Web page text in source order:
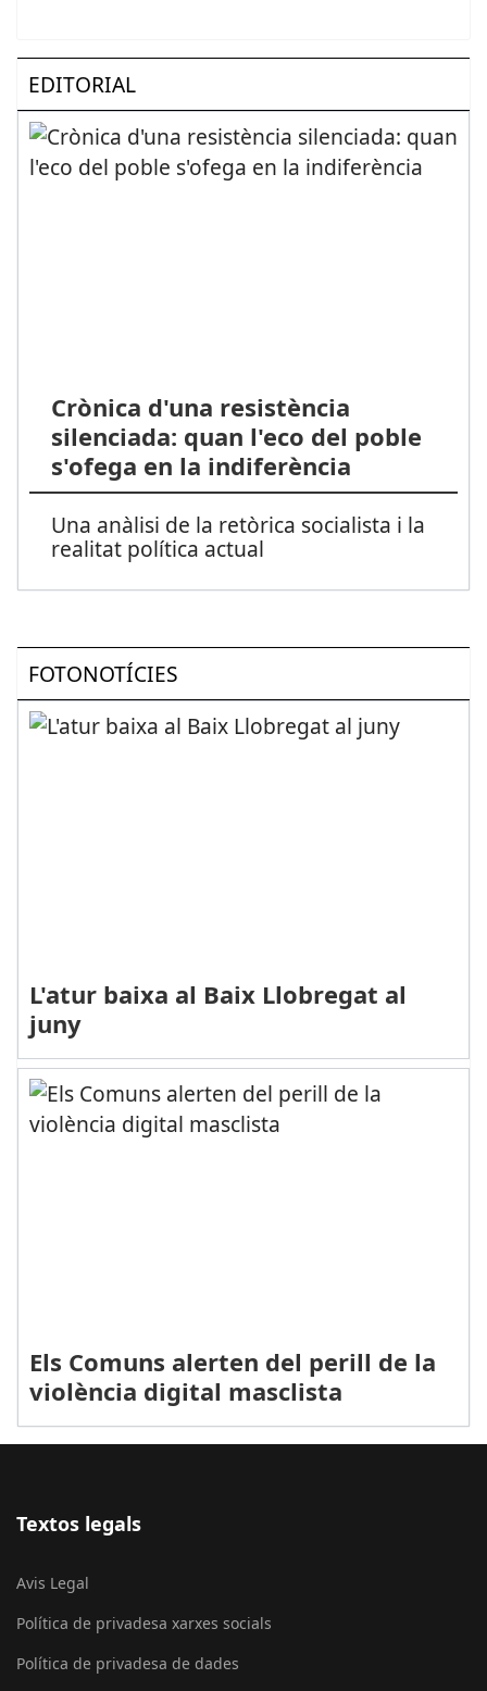
EDITORIAL
Crònica d'una resistència
silenciada: quan l'eco del poble
s'ofega en la indiferència
Una anàlisi de la retòrica socialista i la
realitat política actual
FOTONOTÍCIES
L'atur baixa al Baix Llobregat al
juny
Els Comuns alerten del perill de la
violència digital masclista
Textos legals
Avis Legal
Política de privadesa xarxes socials
Política de privadesa de dades